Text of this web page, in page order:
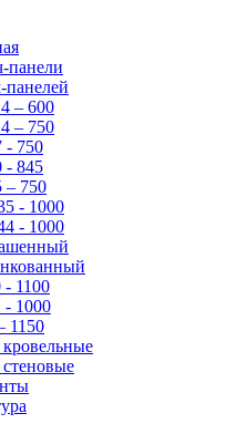
панели
– 600
– 750
- 750
- 845
– 750
- 1000
- 1000
1100
1000
1150